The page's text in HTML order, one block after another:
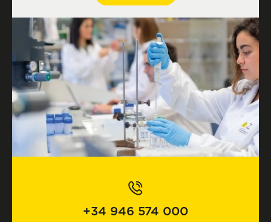
+34 946 574 000